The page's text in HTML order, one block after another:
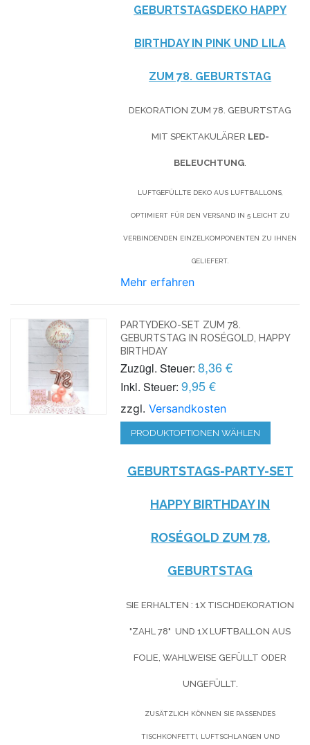
GEBURTSTAGSDEKO HAPPY
BIRTHDAY IN PINK UND LILA
ZUM 78. GEBURTSTAG
DEKORATION ZUM 78. GEBURTSTAG
MIT SPEKTAKULÄRER LED-
BELEUCHTUNG
LUFTGEFÜLLTE DEKO AUS LUFTBALLONS,
OPTIMIERT FÜR DEN VERSAND IN 5 LEICHT ZU
VERBINDENDEN EINZELKOMPONENTEN ZU IHNEN
GELIEFERT.
Mehr erfahren
PARTYDEKO-SET ZUM 78.
GEBURTSTAG IN ROSÉGOLD, HAPPY
BIRTHDAY
Zuzügl. Steuer: 8,36 €
Inkl. Steuer: 9,95 €
zzgl.Versandkosten
PRODUKTOPTIONEN WÄHLEN
GEBURTSTAGS-PARTY-SET
HAPPY BIRTHDAY IN
ROSÉGOLD ZUM 78.
GEBURTSTAG
SIE ERHALTEN : 1X TISCHDEKORATION
"ZAHL 78" UND 1X LUFTBALLON AUS
FOLIE, WAHLWEISE GEFÜLLT ODER
UNGEFÜLLT.
ZUSÄTZLICH KÖNNEN SIE PASSENDES
TISCHKONFETTI, LUFTSCHLANGEN UND